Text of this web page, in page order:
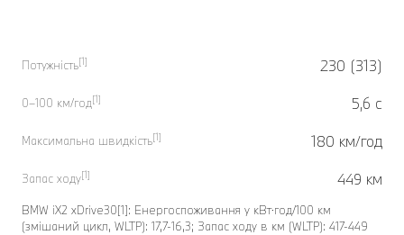
Потужність[1] 230 (313)
0–100 км/год[1] 5,6 с
Максимальна швидкість[1] 180 км/год
Запас ходу[1] 449 км
BMW iX2 xDrive30[1]: Енергоспоживання у кВт⋅год/100 км
(змішаний цикл, WLTP): 17,7-16,3; Запас ходу в км (WLTP): 417-449